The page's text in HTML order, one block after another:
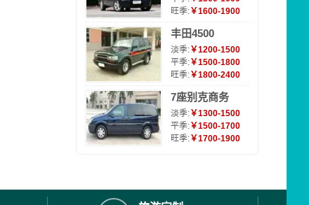
旺季:￥1600-1900
丰田4500
淡季:￥1200-1500
平季:￥1500-1800
旺季:￥1800-2400
7座别克商务
淡季:￥1300-1500
平季:￥1500-1700
旺季:￥1700-1900